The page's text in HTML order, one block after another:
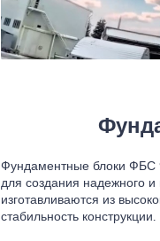
Фундаментные блоки ФБС
для создания надежного
изготавливаются из
стабильность конструкции.